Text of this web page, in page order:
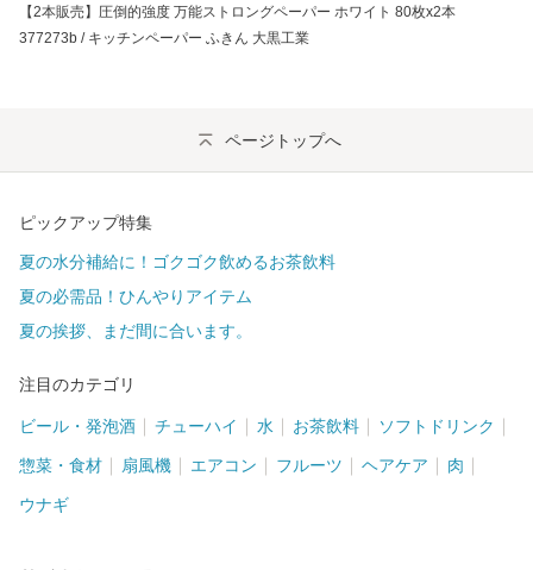
【2本販売】圧倒的強度 万能ストロングペーパー ホワイト 80枚x2本
377273b / キッチンペーパー ふきん 大黒工業
ページトップへ
ピックアップ特集
夏の水分補給に！ゴクゴク飲めるお茶飲料
夏の必需品！ひんやりアイテム
夏の挨拶、まだ間に合います。
注目のカテゴリ
ビール・発泡酒 チューハイ 水 お茶飲料 ソフトドリンク
惣菜・食材 扇風機 エアコン フルーツ ヘアケア 肉
ウナギ